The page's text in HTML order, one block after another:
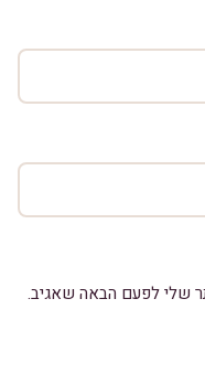
שלי לפעם הבאה שאגיב.